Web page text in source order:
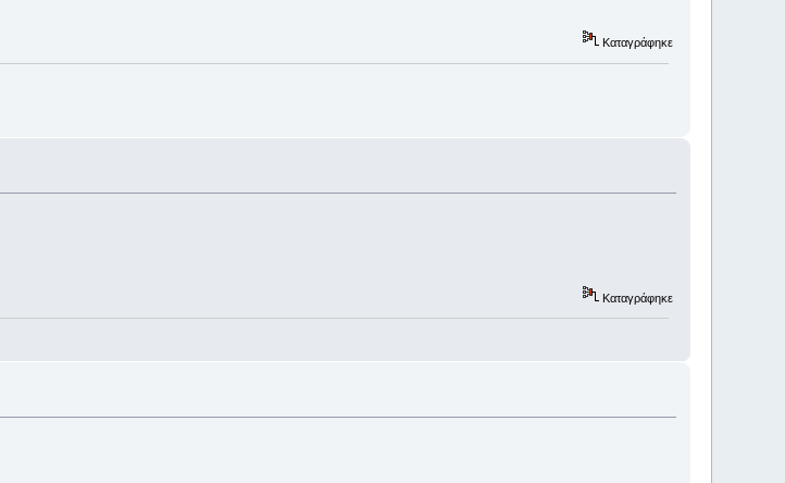
Καταγράφηκε
Καταγράφηκε